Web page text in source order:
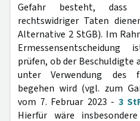
Gefahr besteht, dass
rechtswidriger Taten
Alternative 2 StGB). Im
prüfen, ob der Beschuldigte
unter Verwendung des
begehen wird (vgl. zum
vom 7. Februar 2023 - 3
Hierfür wäre